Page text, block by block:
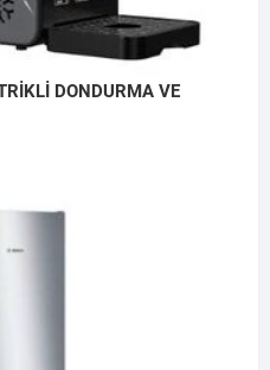
DONDURMA VE